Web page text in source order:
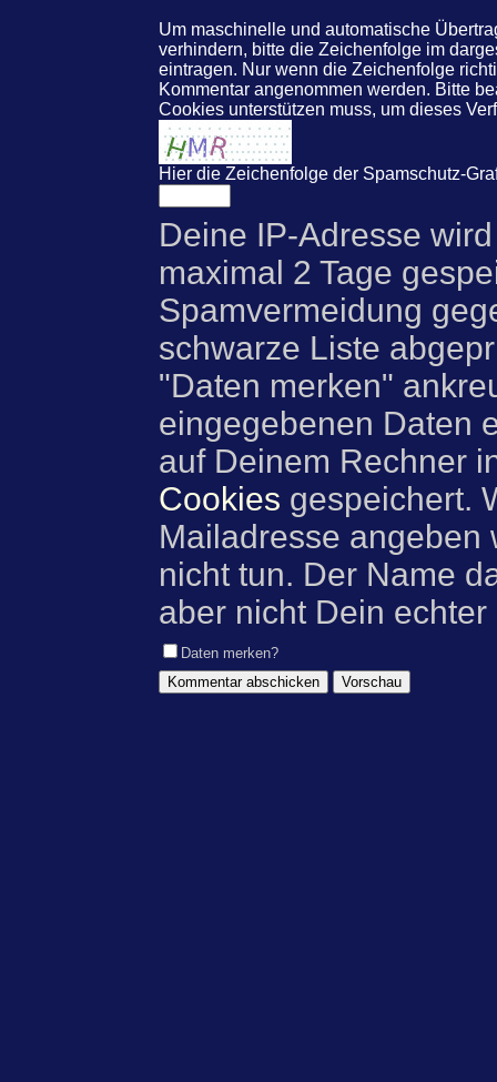
Um maschinelle und automatische
verhindern, bitte die Zeichenfolge im
eintragen. Nur wenn die Zeichenfolge
Kommentar angenommen werden. Bitte
Cookies unterstützen muss, um dieses
Hier die Zeichenfolge der Spamschutz-
Deine IP-Adresse
maximal 2 Tage
Spamvermeidung
schwarze Liste
"Daten merken"
eingegebenen Daten
auf Deinem Rechner
Cookies gespeichert.
Mailadresse angeben
nicht tun. Der Name
aber nicht Dein
Daten merken?